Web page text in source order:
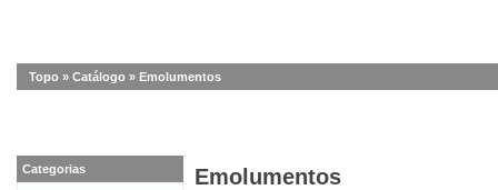
Topo » Catálogo » Emolumentos
Emolumentos
Categorias